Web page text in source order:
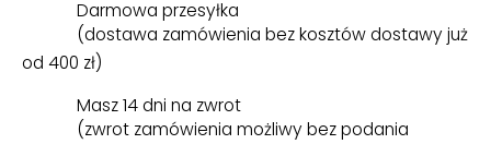
Darmowa przesyłka
(dostawa zamówienia bez kosztów dostawy już
od 400 zł)
Masz 14 dni na zwrot
(zwrot zamówienia możliwy bez podania